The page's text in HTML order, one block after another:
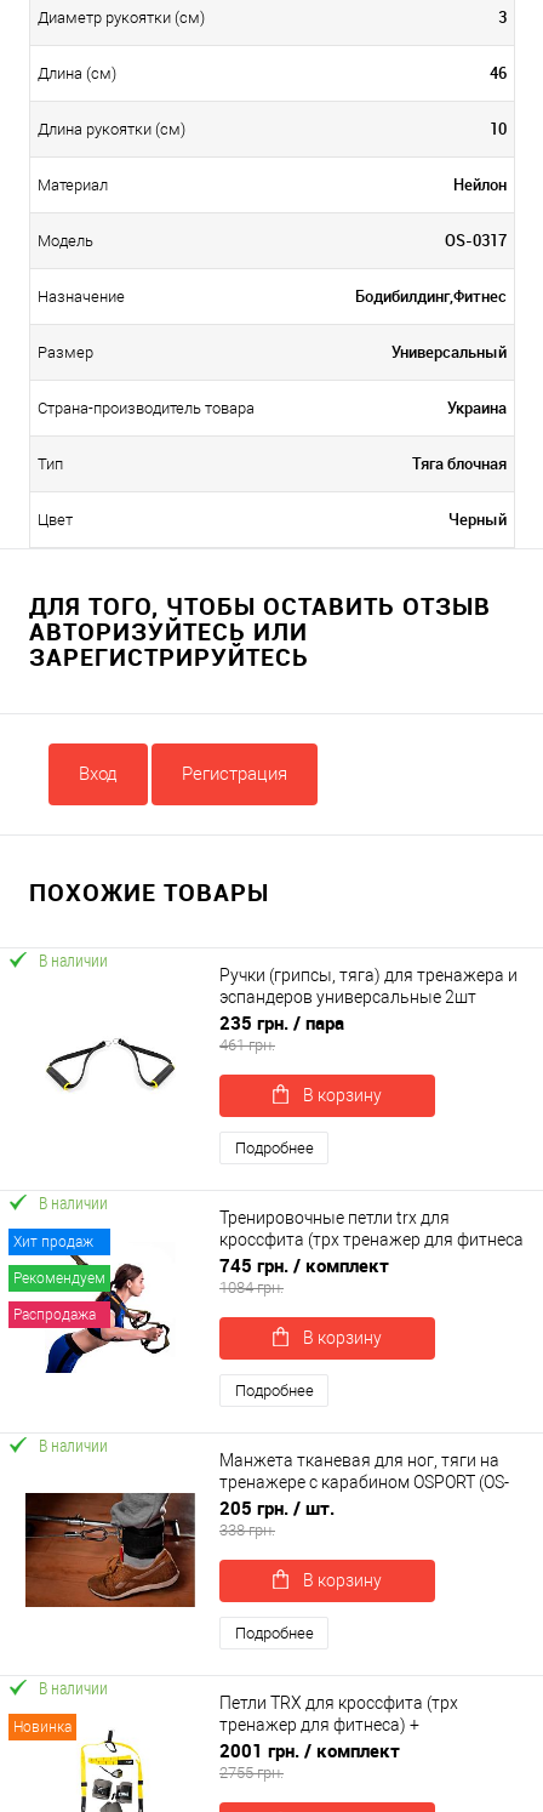
Диаметр рукоятки (см) 3
Длина (см) 46
Длина рукоятки (см) 10
Материал Нейлон
Модель OS-0317
Назначение Бодибилдинг,Фитнес
Размер Универсальный
Страна-производитель товара Украина
Тип Тяга блочная
Цвет Черный
ДЛЯ ТОГО, ЧТОБЫ ОСТАВИТЬ ОТЗЫВ
АВТОРИЗУЙТЕСЬ ИЛИ
ЗАРЕГИСТРИРУЙТЕСЬ
Вход Регистрация
ПОХОЖИЕ ТОВАРЫ
В наличии
Ручки (грипсы, тяга) для тренажера и
эспандеров универсальные 2шт
OSPORT TPR (MS 2980)
235 грн. / пара
461 грн.
В корзину
Подробнее
Хит продаж
Рекомендуем
Распродажа
В наличии
Тренировочные петли trx для
кроссфита (трх тренажер для фитнеса
и турника) OSPORT Pro (FI-0037-1)
745 грн. / комплект
1084 грн.
В корзину
Подробнее
В наличии
Манжета тканевая для ног, тяги на
тренажере с карабином OSPORT (OS-
0313)
205 грн. / шт.
338 грн.
В корзину
Подробнее
Новинка
В наличии
Петли TRX для кроссфита (трх
тренажер для фитнеса) +
гравитационные ботинки для турника
OSPORT Set 53 (n-0083)
2001 грн. / комплект
2755 грн.